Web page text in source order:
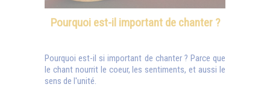
Pourquoi est-il important de chanter ?
Pourquoi est-il si important de chanter ? Parce que
le chant nourrit le coeur, les sentiments, et aussi le
sens de l'unité.